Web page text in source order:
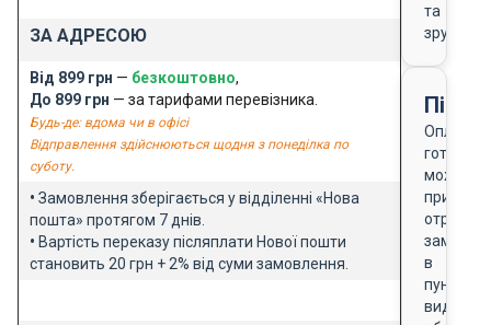
ЗА АДРЕСОЮ
Від 899 грн — безкоштовно,
До 899 грн — за тарифами перевізника.
Будь-де: вдома чи в офісі
Відправлення здійснюються щодня з понеділка по
суботу.
• Замовлення зберігається у відділенні «Нова
пошта» протягом 7 днів.
• Вартість переказу післяплати Нової пошти
становить 20 грн + 2% від суми замовлення.
та
зручно
Оплата
готівкою
можлива
при
в
пункті
видачі